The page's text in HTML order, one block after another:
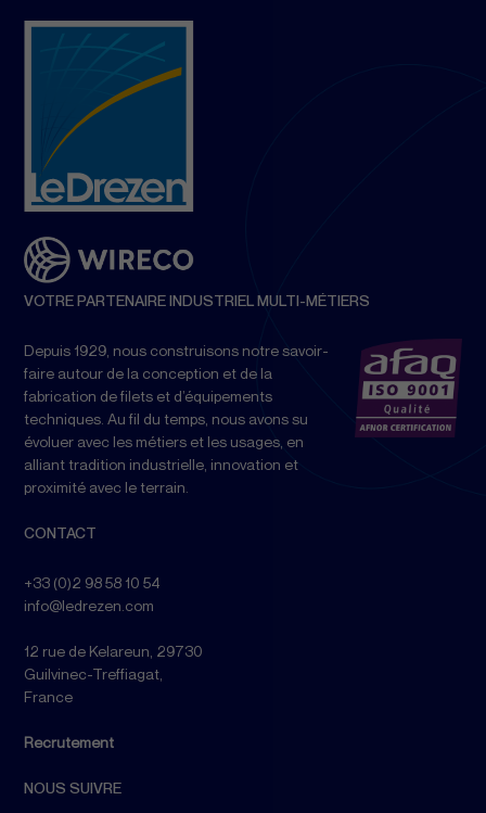
VOTRE PARTENAIRE INDUSTRIEL MULTI-MÉTIERS
Depuis 1929, nous construisons notre savoir-
faire autour de la conception et de la
fabrication de filets et d’équipements
techniques. Au fil du temps, nous avons su
évoluer avec les métiers et les usages, en
alliant tradition industrielle, innovation et
proximité avec le terrain.
CONTACT
+33 (0)2 98 58 10 54
info@ledrezen.com
12 rue de Kelareun, 29730
Guilvinec-Treffiagat,
France
Recrutement
NOUS SUIVRE